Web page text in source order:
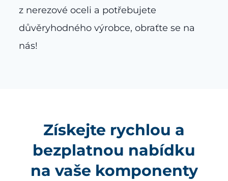
z nerezové oceli a potřebujete
důvěryhodného výrobce, obraťte se na
nás!
Získejte rychlou a
bezplatnou nabídku
na vaše komponenty